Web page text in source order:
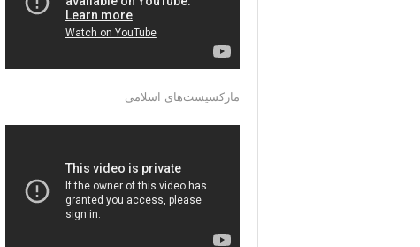
مارکسیست‌های اسلامی